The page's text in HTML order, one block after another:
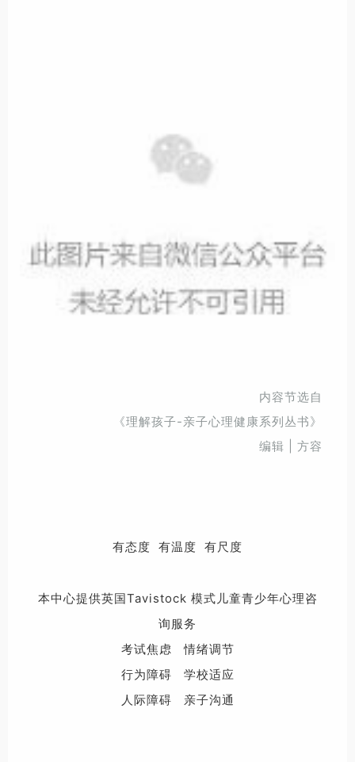
内容节选自
《理解孩子-亲子心理健康系列丛书》
编辑 | 方容
有态度 有温度 有尺度
本中心提供英国Tavistock 模式儿童青少年心理咨
询服务
考试焦虑 情绪调节
行为障碍 学校适应
人际障碍 亲子沟通